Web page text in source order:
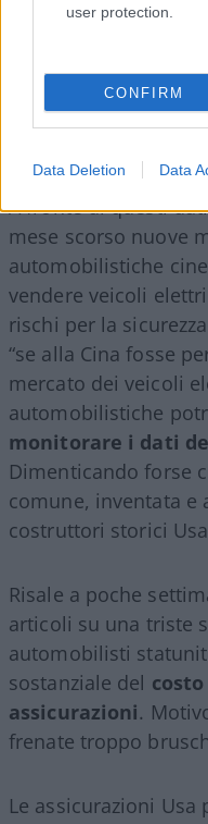
user protection.
CONFIRM
Data Deletion Data
È cinese ad esempio
messo sul mercato
nell’ultimo
A fronte di questi
mese scorso nuove
automobilistiche
vendere veicoli
rischi per la
“se alla Cina fosse
mercato dei veicoli
automobilistiche
monitorare i dati
Dimenticando forse
comune, inventata e
costruttori storici
Risale a poche
articoli su una triste
automobilisti
sostanziale del
assicurazioni.
frenate troppo
Le assicurazioni